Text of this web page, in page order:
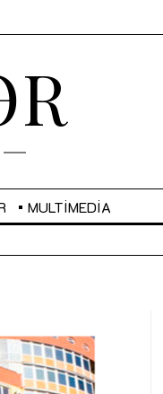
MULTIMEDIA
arxasında
fəaliyyət dayanır”